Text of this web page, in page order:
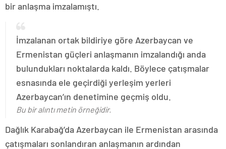
bir anlaşma imzalamıştı.
İmzalanan ortak bildiriye göre Azerbaycan ve
Ermenistan güçleri anlaşmanın imzalandığı anda
bulundukları noktalarda kaldı. Böylece çatışmalar
esnasında ele geçirdiği yerleşim yerleri
Azerbaycan’ın denetimine geçmiş oldu.
Bu bir alıntı metin örneğidir.
Dağlık Karabağ’da Azerbaycan ile Ermenistan arasında
çatışmaları sonlandıran anlaşmanın ardından